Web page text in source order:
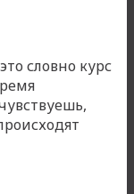
словно курс